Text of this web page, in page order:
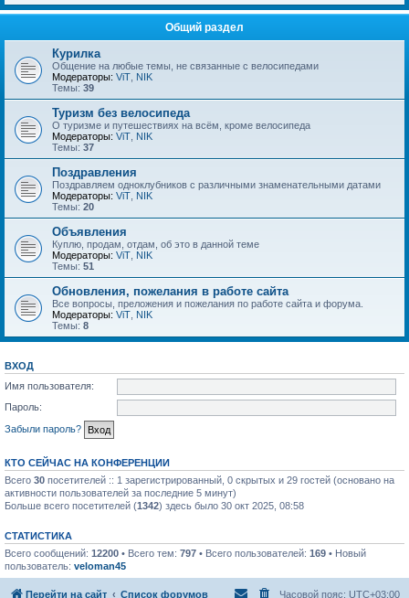
Общий раздел
Курилка
Общение на любые темы, не связанные с велосипедами
Модераторы: ViT NIK
Темы: 39
Туризм без велосипеда
О туризме и путешествиях на всём, кроме велосипеда
Модераторы: ViT NIK
Темы: 37
Поздравления
Поздравляем одноклубников с различными знаменательными датами
Модераторы: ViT NIK
Темы: 20
Объявления
Куплю, продам, отдам, об это в данной теме
Модераторы: ViT NIK
Темы: 51
Обновления, пожелания в работе сайта
Все вопросы, преложения и пожелания по работе сайта и форума.
Модераторы: ViT NIK
Темы: 8
ВХОД
Имя пользователя:
Пароль:
Забыли пароль?
КТО СЕЙЧАС НА КОНФЕРЕНЦИИ
Всего 30 посетителей :: 1 зарегистрированный, 0 скрытых и 29 гостей (основано на
активности пользователей за последние 5 минут)
Больше всего посетителей (1342) здесь было 30 окт 2025, 08:58
СТАТИСТИКА
Всего сообщений: 12200 • Всего тем: 797 • Всего пользователей: 169 • Новый
пользователь: veloman45
Перейти на сайт Список форумов Часовой пояс: UTC+03:00